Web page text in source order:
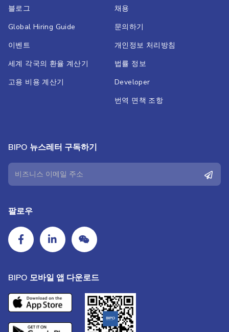
블로그
Global Hiring Guide
이벤트
세계 각국의 환율 계산기
고용 비용 계산기
채용
문의하기
개인정보 처리방침
법률 정보
Developer
번역 면책 조항
BIPO 뉴스레터 구독하기
팔로우
BIPO 모바일 앱 다운로드